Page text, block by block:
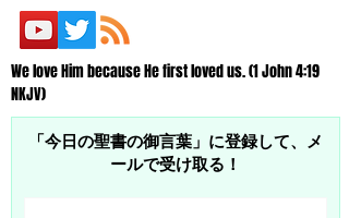
We love Him because He first loved us. (1 John 4:19
NKJV)
「今日の聖書の御言葉」に登録して、メ
ールで受け取る！